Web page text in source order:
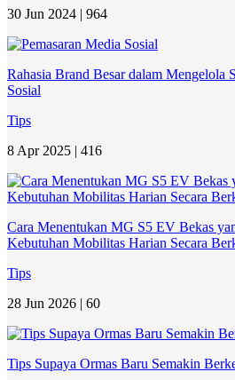
30 Jun 2024 | 964
Rahasia Brand Besar dalam Mengelola
Sosial
Tips
8 Apr 2025 | 416
Cara Menentukan MG S5 EV Bekas
Kebutuhan Mobilitas Harian Secara
Tips
28 Jun 2026 | 60
Tips Supaya Ormas Baru Semakin